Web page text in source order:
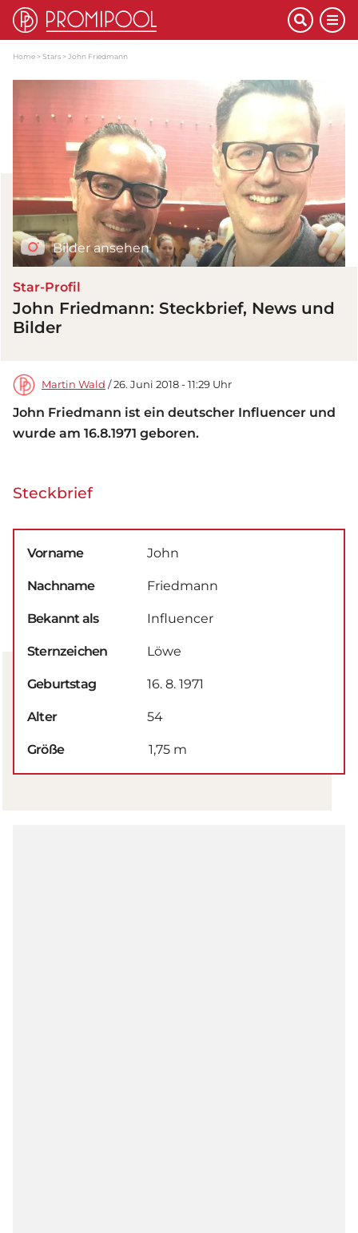
Home Stars John Friedmann
Bilder ansehen
Star-Profil
John Friedmann: Steckbrief, News und
Bilder
Martin Wald / 26. Juni 2018 - 11:29 Uhr
John Friedmann ist ein deutscher Influencer und
wurde am 16.8.1971 geboren.
Steckbrief
Vorname John
Nachname Friedmann
Bekannt als Influencer
Sternzeichen Löwe
Geburtstag 16. 8. 1971
Alter 54
Größe 1,75 m